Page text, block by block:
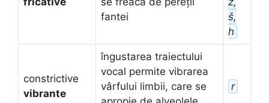
fantei
š,
h
constrictive
vibrante
îngustarea traiectului
vocal permite vibrarea
vârfului limbii, care se
r